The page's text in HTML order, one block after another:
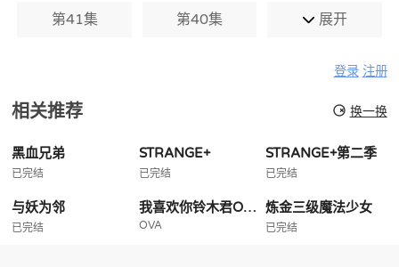
第41集 第40集 展开
登录 注册
相关推荐 换一换
黑血兄弟
已完结
STRANGE+
已完结
STRANGE+第二季
已完结
与妖为邻
已完结
我喜欢你铃木君OVA
OVA
炼金三级魔法少女
已完结